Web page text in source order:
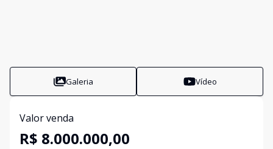
Galeria Vídeo
Valor venda
R$ 8.000.000,00